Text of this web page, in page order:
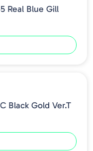
E mesmo no
produtiva
realiza uma
os basses
em jogo raso
trabalha na
ao fluxo,
como em
Real Blue Gill
Black Gold Ver.T